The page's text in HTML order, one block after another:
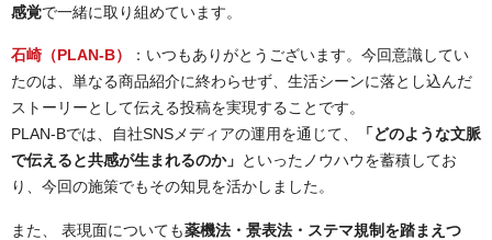
感覚で一緒に取り組めています。
石崎（PLAN-B）
：いつもありがとうございます。今回意識してい
たのは、単なる商品紹介に終わらせず、生活シーンに落とし込んだ
ストーリーとして伝える投稿を実現することです。
PLAN-Bでは、自社SNSメディアの運用を通じて、
「どのような文脈
で伝えると共感が生まれるのか」 といったノウハウを蓄積してお
り、今回の施策でもその知見を活かしました。
また、 表現面についても薬機法・景表法・ステマ規制を踏まえつ